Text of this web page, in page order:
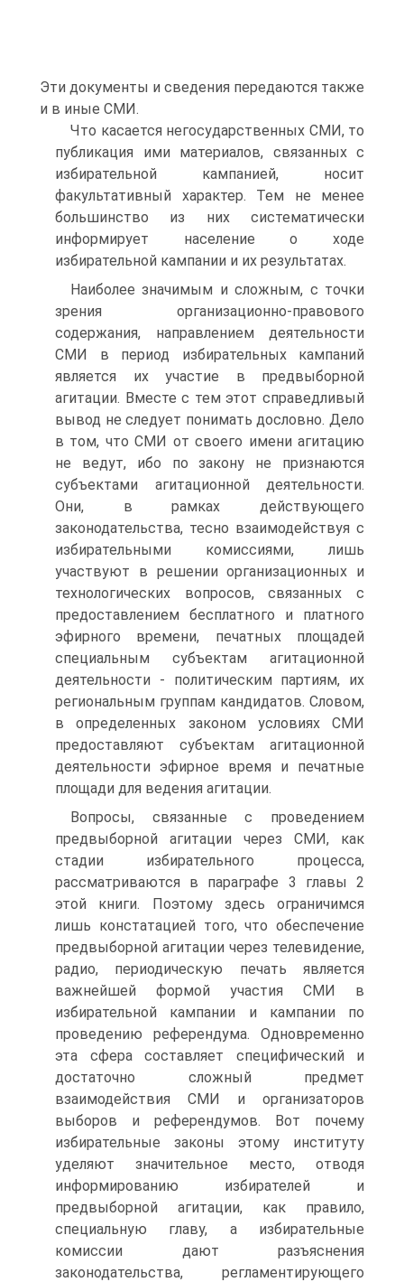
Эти документы и сведения передаются также
и в иные СМИ.
Что касается негосударственных СМИ, то
публикация ими материалов, связанных с
избирательной кампанией, носит
факультативный характер. Тем не менее
большинство из них систематически
информирует население о ходе
избирательной кампании и их результатах.
Наиболее значимым и сложным, с точки
зрения организационно-правового
содержания, направлением деятельности
СМИ в период избирательных кампаний
является их участие в предвыборной
агитации. Вместе с тем этот справедливый
вывод не следует понимать дословно. Дело
в том, что СМИ от своего имени агитацию
не ведут, ибо по закону не признаются
субъектами агитационной деятельности.
Они, в рамках действующего
законодательства, тесно взаимодействуя с
избирательными комиссиями, лишь
участвуют в решении организационных и
технологических вопросов, связанных с
предоставлением бесплатного и платного
эфирного времени, печатных площадей
специальным субъектам агитационной
деятельности - политическим партиям, их
региональным группам кандидатов. Словом,
в определенных законом условиях СМИ
предоставляют субъектам агитационной
деятельности эфирное время и печатные
площади для ведения агитации.
Вопросы, связанные с проведением
предвыборной агитации через СМИ, как
стадии избирательного процесса,
рассматриваются в параграфе 3 главы 2
этой книги. Поэтому здесь ограничимся
лишь констатацией того, что обеспечение
предвыборной агитации через телевидение,
радио, периодическую печать является
важнейшей формой участия СМИ в
избирательной кампании и кампании по
проведению референдума. Одновременно
эта сфера составляет специфический и
достаточно сложный предмет
взаимодействия СМИ и организаторов
выборов и референдумов. Вот почему
избирательные законы этому институту
уделяют значительное место, отводя
информированию избирателей и
предвыборной агитации, как правило,
специальную главу, а избирательные
комиссии дают разъяснения
законодательства, регламентирующего